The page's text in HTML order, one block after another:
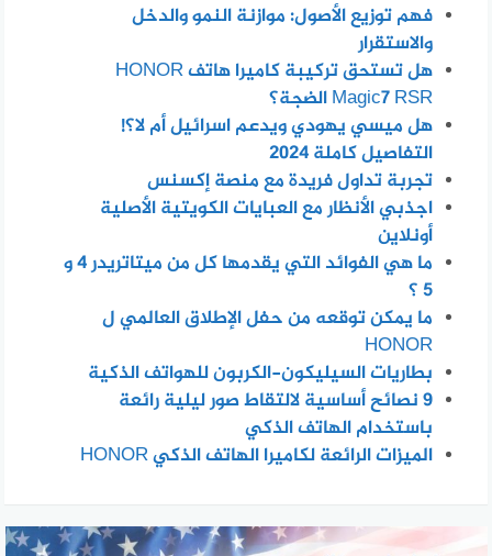
فهم توزيع الأصول: موازنة النمو والدخل
والاستقرار
هل تستحق تركيبة كاميرا هاتف HONOR
Magic7 RSR الضجة؟
هل ميسي يهودي ويدعم اسرائيل أم لا؟!
التفاصيل كاملة 2024
تجربة تداول فريدة مع منصة إكسنس
اجذبي الأنظار مع العبايات الكويتية الأصلية
أونلاين
ما هي الفوائد التي يقدمها كل من ميتاتريدر 4 و
5 ؟
ما يمكن توقعه من حفل الإطلاق العالمي ل
HONOR
بطاريات السيليكون-الكربون للهواتف الذكية
٩ نصائح أساسية لالتقاط صور ليلية رائعة
باستخدام الهاتف الذكي
الميزات الرائعة لكاميرا الهاتف الذكي HONOR